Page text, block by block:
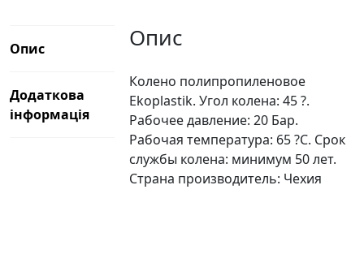
Опис
Додаткова
інформація
Опис
Колено полипропиленовое
Ekoplastik. Угол колена: 45 ?.
Рабочее давление: 20 Бар.
Рабочая температура: 65 ?С. Срок
службы колена: минимум 50 лет.
Страна производитель: Чехия